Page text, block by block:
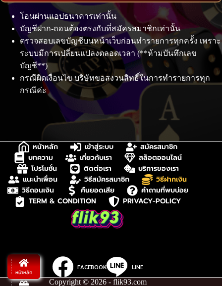
โอนผ่านแอปธนาคารเท่านั้น
บัญชีฝาก-ถอนต้องตรงกับที่สมัครสมาชิกเท่านั้น
ตรวจสอบเลขบัญชีบนหน้าเว็บก่อนทำรายการทุกครั้ง เพราะ
ระบบมีการเปลี่ยนแปลงตลอดเวลา (**ห้ามบันทึกเลข
บัญชี**)
กรณีผิดเงื่อนไข บริษัทขอสงวนสิทธิ์ในการทำรายการทุก
กรณีค่ะ
หน้าหลัก เข้าสู่ระบบ
สมัครสมาชิก
บทความ
เกี่ยวกับเรา
สล็อตออนไลน์
โปรโมชั่น
ติดต่อเรา
บริการของเรา
แนะนำเพื่อน
วิธีสมัครสมาชิก
วิธีฝากเงิน
วิธีถอนเงิน
คืนยอดเสีย
คำถามที่พบบ่อย
TERM & CONDITION
PRIVACY-POLICY
FACEBOOK LINE
Copyright © 2026 - flik93.com
หน้าหลัก